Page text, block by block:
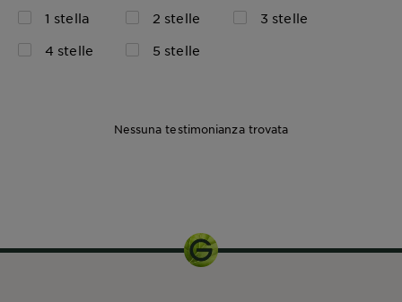
1 stella 2 stelle
3 stelle
4 stelle
5 stelle
Nessuna testimonianza trovata